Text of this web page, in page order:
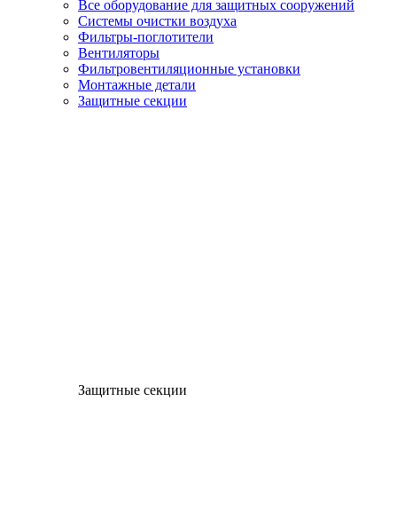
Все оборудование для защитных сооружений
Системы очистки воздуха
Фильтры-поглотители
Вентиляторы
Фильтровентиляционные установки
Монтажные детали
Защитные секции
Защитные секции